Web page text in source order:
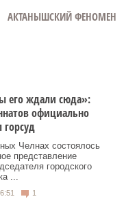
АКТАНЫШСКИЙ ФЕНОМЕН
его ждали сюда»:
официально
горсуд
Челнах состоялось
представление
городского
...
1